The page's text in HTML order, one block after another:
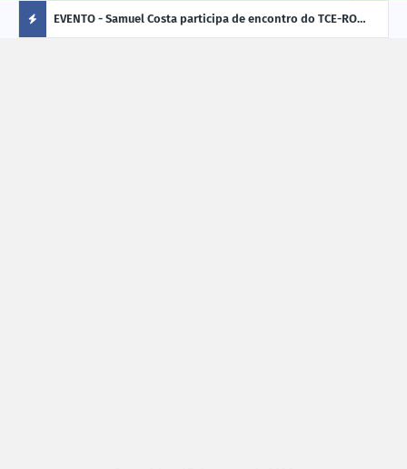
EVENTO - Samuel Costa participa de encontro do TCE-RO